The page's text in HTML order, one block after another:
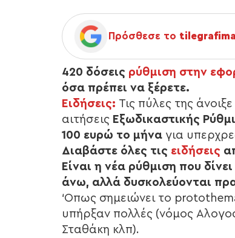
Πρόσθεσε το
420 δόσεις ρύθμιση στην
όσα πρέπει να ξέρετε.
Ειδήσεις: Τις πύλες της
αιτήσεις Εξωδικαστικής
100 ευρώ το μήνα για
Διαβάστε όλες τις ειδήσεις
Είναι η νέα ρύθμιση που
άνω, αλλά δυσκολεύονται
‘Οπως σημειώνει το
υπήρξαν πολλές (νόμος
Σταθάκη κλπ).